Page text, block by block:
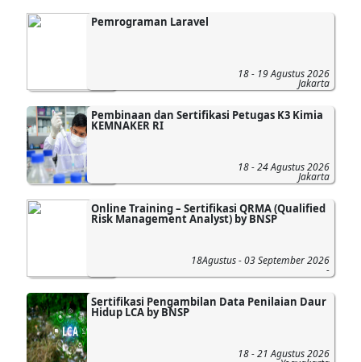
Pemrograman Laravel
18 - 19 Agustus 2026
Jakarta
Pembinaan dan Sertifikasi Petugas K3 Kimia
KEMNAKER RI
18 - 24 Agustus 2026
Jakarta
Online Training – Sertifikasi QRMA (Qualified
Risk Management Analyst) by BNSP
18Agustus - 03 September 2026
-
Sertifikasi Pengambilan Data Penilaian Daur
Hidup LCA by BNSP
18 - 21 Agustus 2026